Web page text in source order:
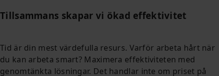
Tillsammans skapar vi ökad effektivitet
Tid är din mest värdefulla resurs. Varför arbeta hårt när
du kan arbeta smart? Maximera effektiviteten med
genomtänkta lösningar. Det handlar inte om priset på